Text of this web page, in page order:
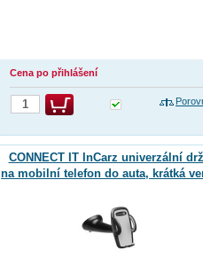
Cena po přihlášení
CONNECT IT InCarz univerzální
na mobilní telefon do auta, krátká